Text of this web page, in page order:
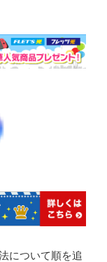
について順を追